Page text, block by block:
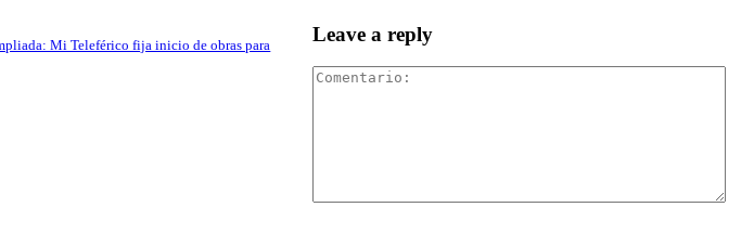
Mi Teleférico fija inicio de obras para
Leave a reply